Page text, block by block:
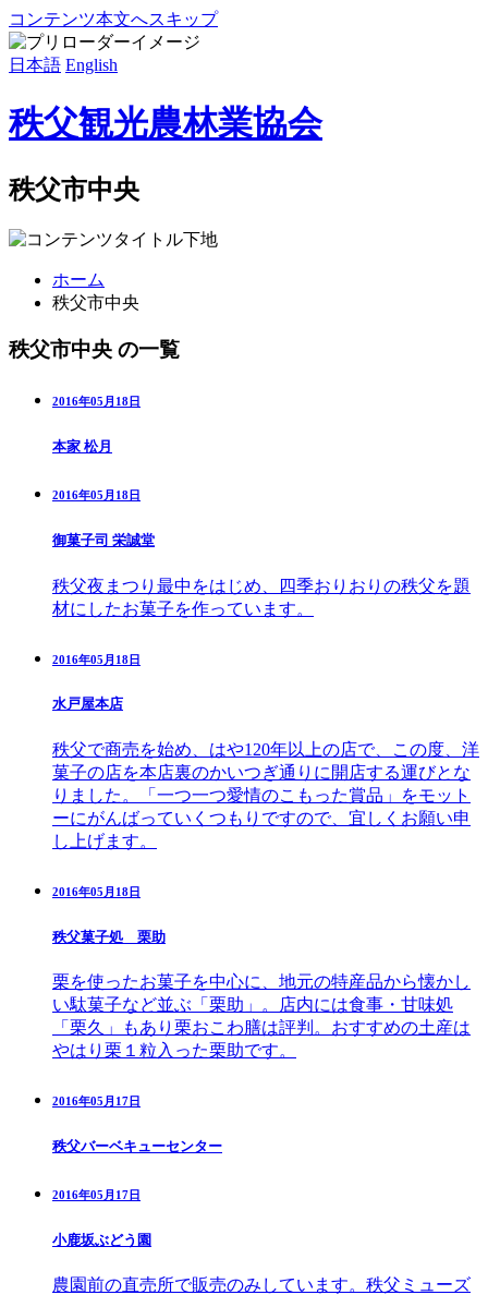
コンテンツ本文へスキップ
日本語 English
秩父観光農林業協会
秩父市中央
ホーム
秩父市中央
秩父市中央 の一覧
2016年05月18日
本家 松月
2016年05月18日
御菓子司 栄誠堂
秩父夜まつり最中をはじめ、四季おりおりの秩父を題
材にしたお菓子を作っています。
2016年05月18日
水戸屋本店
秩父で商売を始め、はや120年以上の店で、この度、洋
菓子の店を本店裏のかいつぎ通りに開店する運びとな
りました。「一つ一つ愛情のこもった賞品」をモット
ーにがんばっていくつもりですので、宜しくお願い申
し上げます。
2016年05月18日
秩父菓子処 栗助
栗を使ったお菓子を中心に、地元の特産品から懐かし
い駄菓子など並ぶ「栗助」。店内には食事・甘味処
「栗久」もあり栗おこわ膳は評判。おすすめの土産は
やはり栗１粒入った栗助です。
2016年05月17日
秩父バーベキューセンター
2016年05月17日
小鹿坂ぶどう園
農園前の直売所で販売のみしています。秩父ミューズ